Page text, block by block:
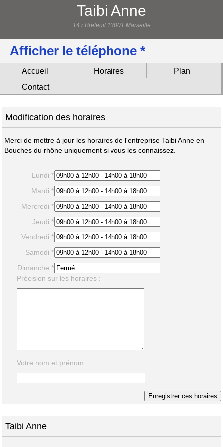
Taibi Anne
14 r Breteuil 13001 Marseille
Afficher le téléphone *
Accueil Horaires
Plan
Contact
Modification des horaires
Merci de mettre à jour les horaires de l'entreprise Taibi Anne en
Bouches du rhône uniquement si vous les connaissez.
Lundi *
Mardi *
Mercredi *
Jeudi *
Vendredi *
Samedi *
Dimanche *
Précision sur les horaires :
Votre nom et prénom :
Taibi Anne